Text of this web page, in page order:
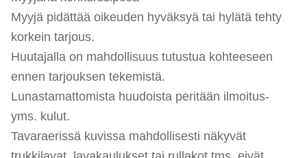
Myyjä pidättää oikeuden hyväksyä tai hylätä tehty
korkein tarjous.
Huutajalla on mahdollisuus tutustua kohteeseen
ennen tarjouksen tekemistä.
Lunastamattomista huudoista peritään ilmoitus-
yms. kulut.
Tavaraerissä kuvissa mahdollisesti näkyvät